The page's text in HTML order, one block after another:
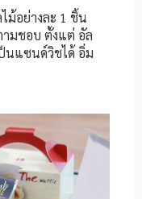
ม้อย่างละ 1 ชิ้น
ามชอบ ตั้งแต่ อัล
นแซนด์วิชได้ อิ่ม